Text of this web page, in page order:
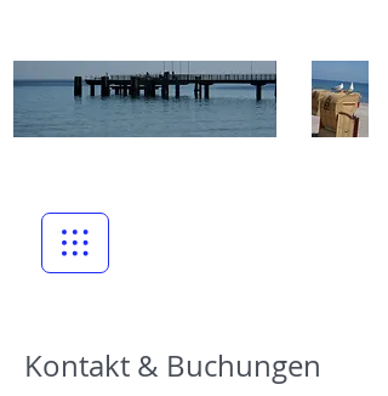
Kontakt & Buchungen